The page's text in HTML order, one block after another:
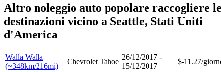
Altro noleggio auto popolare raccogliere le
destinazioni vicino a Seattle, Stati Uniti
d'America
Walla Walla
(~348km/216mi)
Chevrolet Tahoe
26/12/2017 -
15/12/2017
$-11.27/